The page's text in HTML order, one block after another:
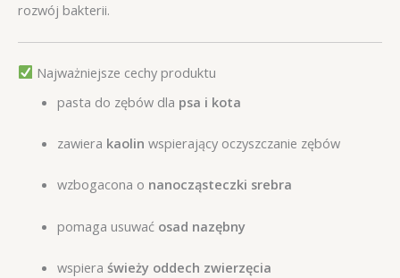
rozwój bakterii.
Najważniejsze cechy produktu
pasta do zębów dla psa i kota
zawiera kaolin wspierający oczyszczanie zębów
wzbogacona o nanocząsteczki srebra
pomaga usuwać osad nazębny
wspiera świeży oddech zwierzęcia